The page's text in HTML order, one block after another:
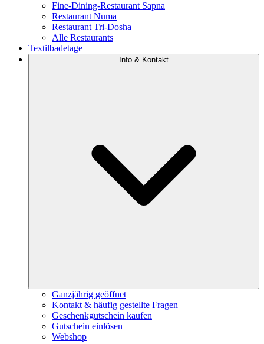
Fine-Dining-Restaurant Sapna
Restaurant Numa
Restaurant Tri-Dosha
Alle Restaurants
Textilbadetage
Info & Kontakt
Ganzjährig geöffnet
Kontakt & häufig gestellte Fragen
Geschenkgutschein kaufen
Gutschein einlösen
Webshop